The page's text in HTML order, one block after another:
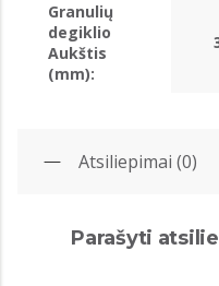
Granulių
degiklio
Aukštis
(mm):
Atsiliepimai (0)
Parašyti